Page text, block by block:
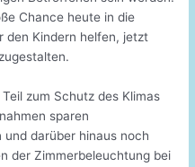
Chance heute in die
den Kindern helfen, jetzt
zum Schutz des Klimas
sparen
und darüber hinaus noch
der Zimmerbeleuchtung bei